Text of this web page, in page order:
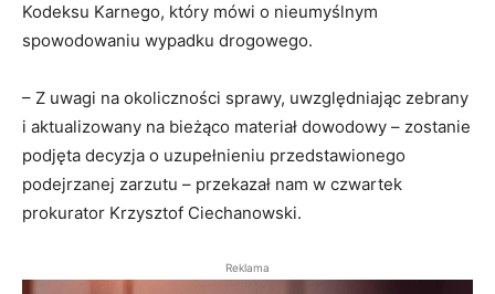
Kodeksu Karnego, który mówi o nieumyślnym
spowodowaniu wypadku drogowego.
– Z uwagi na okoliczności sprawy, uwzględniając zebrany
i aktualizowany na bieżąco materiał dowodowy – zostanie
podjęta decyzja o uzupełnieniu przedstawionego
podejrzanej zarzutu – przekazał nam w czwartek
prokurator Krzysztof Ciechanowski.
Reklama